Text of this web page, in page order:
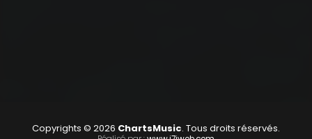
Copyrights © 2026 ChartsMusic. Tous droits réservés.